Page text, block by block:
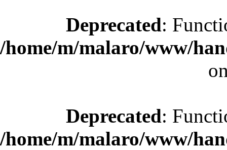
Deprecated:
/home/m/malaro/www/
Deprecated:
/home/m/malaro/www/